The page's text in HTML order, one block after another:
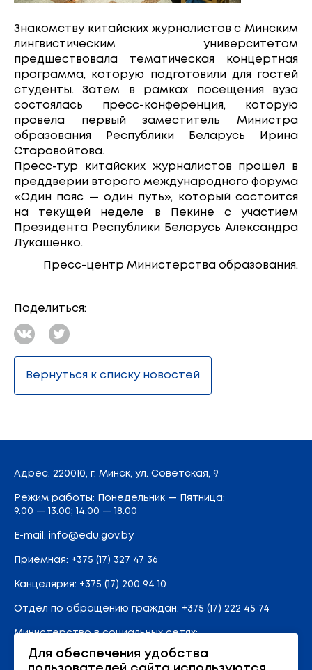
Знакомству китайских журналистов с Минским
лингвистическим университетом
предшествовала тематическая концертная
программа, которую подготовили для гостей
студенты. Затем в рамках посещения вуза
состоялась пресс-конференция, которую
провела первый заместитель Министра
образования Республики Беларусь Ирина
Старовойтова.
Пресс-тур китайских журналистов прошел в
преддверии второго международного форума
«Один пояс — один путь», который состоится
на текущей неделе в Пекине с участием
Президента Республики Беларусь Александра
Лукашенко.
Пресс-центр Министерства образования.
Поделиться:
Вернуться к списку новостей
Адрес: 220010, г. Минск, ул. Советская, 9
Режим работы: Понедельник — Пятница:
9.00 — 13.00; 14.00 — 18.00
E-mail: info@edu.gov.by
Приемная: +375 (17) 327 47 36
Канцелярия: +375 (17) 200 94 10
Отдел по обращению граждан: +375 (17) 222 45 74
Министерство в социальных сетях:
Для обеспечения удобства